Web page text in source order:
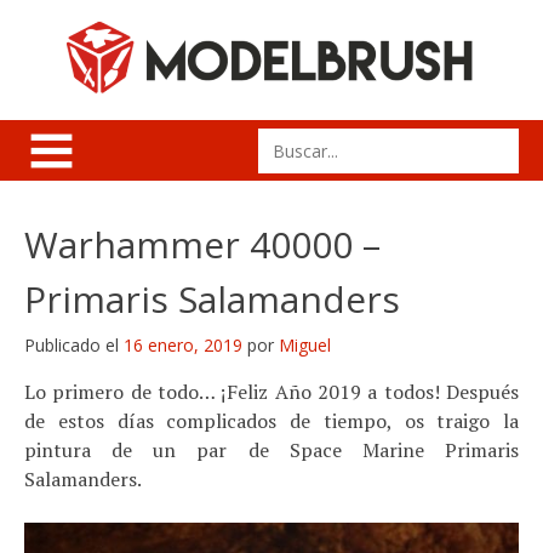
Search
for:
Warhammer 40000 –
Primaris Salamanders
Publicado el 16 enero, 2019 por Miguel
Lo primero de todo… ¡Feliz Año 2019 a todos! Después
de estos días complicados de tiempo, os traigo la
pintura de un par de Space Marine Primaris
Salamanders.